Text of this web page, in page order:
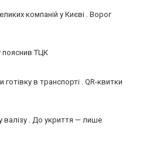
компаній у Києві . Ворог
пояснив ТЦК
в транспорті . QR-квитки
валізу . До укриття — лише